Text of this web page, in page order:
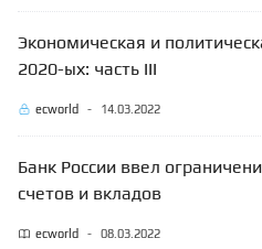
Экономическая и
2020-ых: часть III
ecworld - 14.03.2022
Банк России ввел
счетов и вкладов
ecworld - 08.03.2022